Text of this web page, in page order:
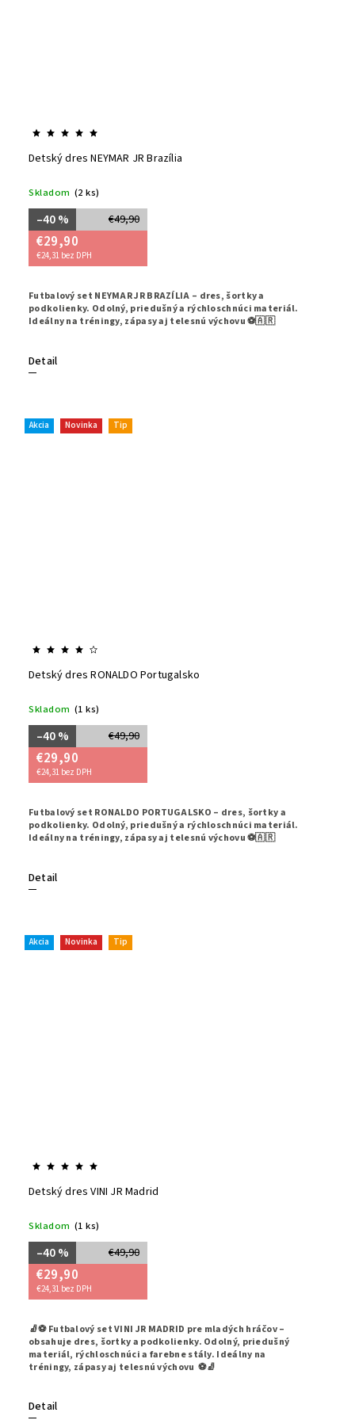
Detský dres NEYMAR JR Brazília
Skladom (2 ks)
€49,90
–40 %
€29,90
€24,31 bez DPH
Detail
Futbalový set NEYMAR JR BRAZÍLIA – dres, šortky a
podkolienky. Odolný, priedušný a rýchloschnúci materiál.
Ideálny na tréningy, zápasy aj telesnú výchovu ⚽🇦🇷
Akcia Novinka Tip
Detský dres RONALDO Portugalsko
Skladom (1 ks)
€49,90
–40 %
€29,90
€24,31 bez DPH
Detail
Futbalový set RONALDO PORTUGALSKO – dres, šortky a
podkolienky. Odolný, priedušný a rýchloschnúci materiál.
Ideálny na tréningy, zápasy aj telesnú výchovu ⚽🇦🇷
Akcia Novinka Tip
Detský dres VINI JR Madrid
Skladom (1 ks)
€49,90
–40 %
€29,90
€24,31 bez DPH
Detail
🧦⚽ Futbalový set VINI JR MADRID pre mladých hráčov –
obsahuje dres, šortky a podkolienky. Odolný, priedušný
materiál, rýchloschnúci a farebne stály. Ideálny na
tréningy, zápasy aj telesnú výchovu ⚽🧦